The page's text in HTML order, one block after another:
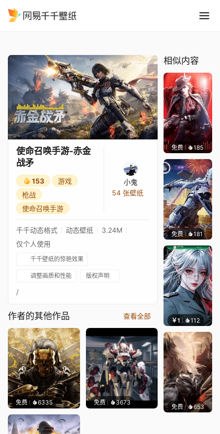
使命召唤手游-赤金
战矛
153
游戏
枪战
使命召唤手游
小鬼
54 张壁纸
千千动态格式 动态壁纸
3.24M
仅个人使用
千千壁纸的惊艳效果
调整画质和性能 版权声明
/
作者的其他作品 查看全部
免费 6335 免费 3673
相似内容
免费 185小鬼
免费 181小鬼
￥1 112 宅婳氏
免费 653小鬼